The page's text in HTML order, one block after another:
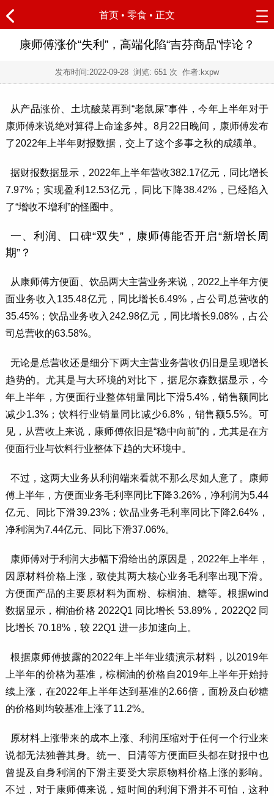
首页 • 零食 • 正文
康师傅涨价“失利”，高端化陷“吉芬商品”悖论？
发布时间:2022-09-28 浏览: 651 次 作者:kxpw
从产品涨价、土坑酸菜再到“老鼠屎”事件，今年上半年对于
康师傅来说绝对算得上命途多舛。8月22日晚间，康师傅发布
了2022年上半年财报数据，交上了这个多事之秋的成绩单。
据财报数据显示，2022年上半年营收382.17亿元，同比增长
7.97%；实现盈利12.53亿元，同比下降38.42%，已经陷入
了“增收不增利”的怪圈中。
一、利润、口碑“双失”，康师傅能否开启“新增长周
期”？
从康师傅方便面、饮品两大主营业务来说，2022上半年方便
面业务收入135.48亿元，同比增长6.49%，占公司总营收的
35.45%；饮品业务收入242.98亿元，同比增长9.08%，占公
司总营收的63.58%。
无论是总营收还是细分下两大主营业务营收仍旧是呈现增长
趋势的。尤其是与大环境的对比下，据尼尔森数据显示，今
年上半年，方便面行业整体销量同比下滑5.4%，销售额同比
减少1.3%；饮料行业销量同比减少6.8%，销售额5.5%。可
见，从营收上来说，康师傅依旧是“稳中向前”的，尤其是在方
便面行业与饮料行业整体下趋的大环境中。
不过，这两大业务从利润端来看就不那么尽如人意了。康师
傅上半年，方便面业务毛利率同比下降3.26%，净利润为5.44
亿元、同比下滑39.23%；饮品业务毛利率同比下降2.64%，
净利润为7.44亿元、同比下滑37.06%。
康师傅对于利润大步幅下滑给出的原因是，2022年上半年，
因原材料价格上涨，致使其两大核心业务毛利率出现下滑。
方便面产品的主要原材料为面粉、棕榈油、糖等。根据wind
数据显示，榈油价格 2022Q1 同比增长 53.89%，2022Q2 同
比增长 70.18%，较 22Q1 进一步加速向上。
根据康师傅披露的2022年上半年业绩演示材料，以2019年
上半年的价格为基准，棕榈油的价格自2019年上半年开始持
续上涨，在2022年上半年达到基准的2.66倍，面粉及白砂糖
的价格则均较基准上涨了11.2%。
原材料上涨带来的成本上涨、利润压缩对于任何一个行业来
说都无法独善其身。统一、日清等方便面巨头都在财报中也
曾提及自身利润的下滑主要受大宗原物料价格上涨的影响。
不过，对于康师傅来说，短时间的利润下滑并不可怕，这种